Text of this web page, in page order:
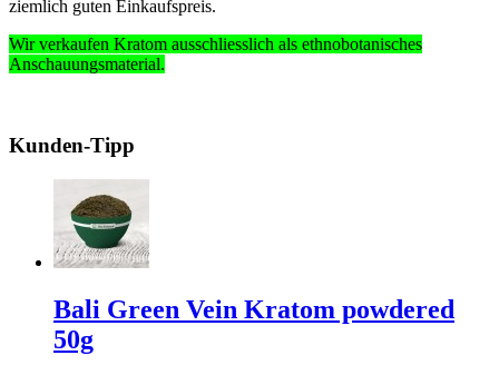
ziemlich guten Einkaufspreis.
Wir verkaufen Kratom ausschliesslich als ethnobotanisches
Anschauungsmaterial.
Kunden-Tipp
Bali Green Vein Kratom powdered
50g